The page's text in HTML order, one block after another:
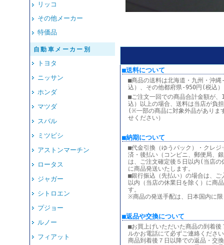
リッコ
その他メーカー
特価品
自動車メーカー別
トヨタ
ニッサン
ホンダ
マツダ
スバル
ミツビシ
アストンマーチン
ロータス
ジャガー
シトロエン
プジョー
ルノー
フィアット
■送料について
■商品の送料は北海道・九州・沖
込）、その他都府県-950円(税込
■ご注文一回での商品合計金額が
込）以上の場合、送料は当店が負
(※一部の商品に対象外品がありま
せください）
■納期について
■代金引換（ゆうパック）・クレジ
済・後払い（コンビニ、郵便局、
は、ご注文確定後５日以内(当店の
に商品発送いたします。
■銀行振込（先払い）の場合は、ご
以内（当店の休業日を除く）に商
す。
※商品の発送手配は、日本国内に
■返品や交換について
■お買上げいただいた商品の到着後
ルかお電話にて必ずご連絡くださ
商品到着後７日以降での返品・交